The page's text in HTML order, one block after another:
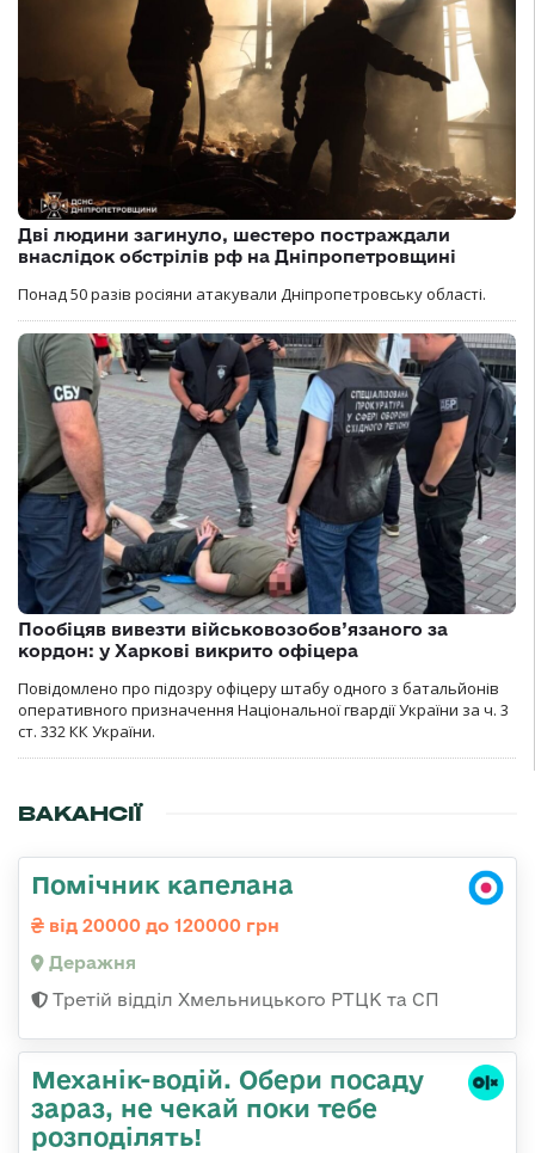
Дві людини загинуло, шестеро постраждали
внаслідок обстрілів рф на Дніпропетровщині
Понад 50 разів росіяни атакували Дніпропетровську області.
Пообіцяв вивезти військовозобов’язаного за
кордон: у Харкові викрито офіцера
Повідомлено про підозру офіцеру штабу одного з батальйонів
оперативного призначення Національної гвардії України за ч. 3
ст. 332 КК України.
ВАКАНСІЇ
Помічник капелана
від 20000 до 120000 грн
Деражня
Третій відділ Хмельницького РТЦК та СП
Механік-водій. Обери посаду
зараз, не чекай поки тебе
розподілять!